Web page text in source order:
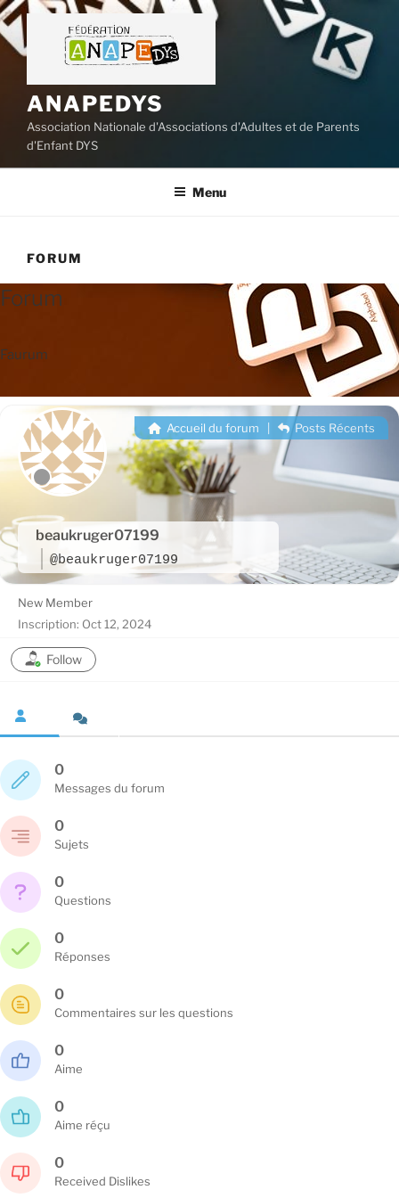
Aller
au
contenu
ANAPEDYS
Association Nationale d'Associations d'Adultes et de Parents
d'Enfant DYS
Menu
FORUM
Forum
Faurum
beaukruger07199
@beaukruger07199
Accueil du forum Posts Récents
New Member
Inscription: Oct 12, 2024
Follow
0
Messages du forum
0
Sujets
0
Questions
0
Réponses
0
Commentaires sur les questions
0
Aime
0
Aime réçu
0
Received Dislikes